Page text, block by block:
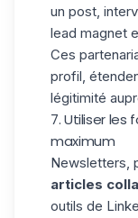
un post,
lead magnet
Ces
profil,
légitimité
7. Utiliser les
maximum
Newsletters,
articles
outils de